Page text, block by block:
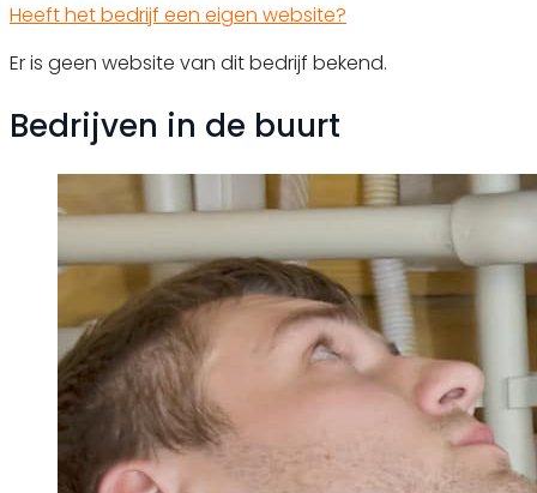
Heeft het bedrijf een eigen website?
Er is geen website van dit bedrijf bekend.
Bedrijven in de buurt